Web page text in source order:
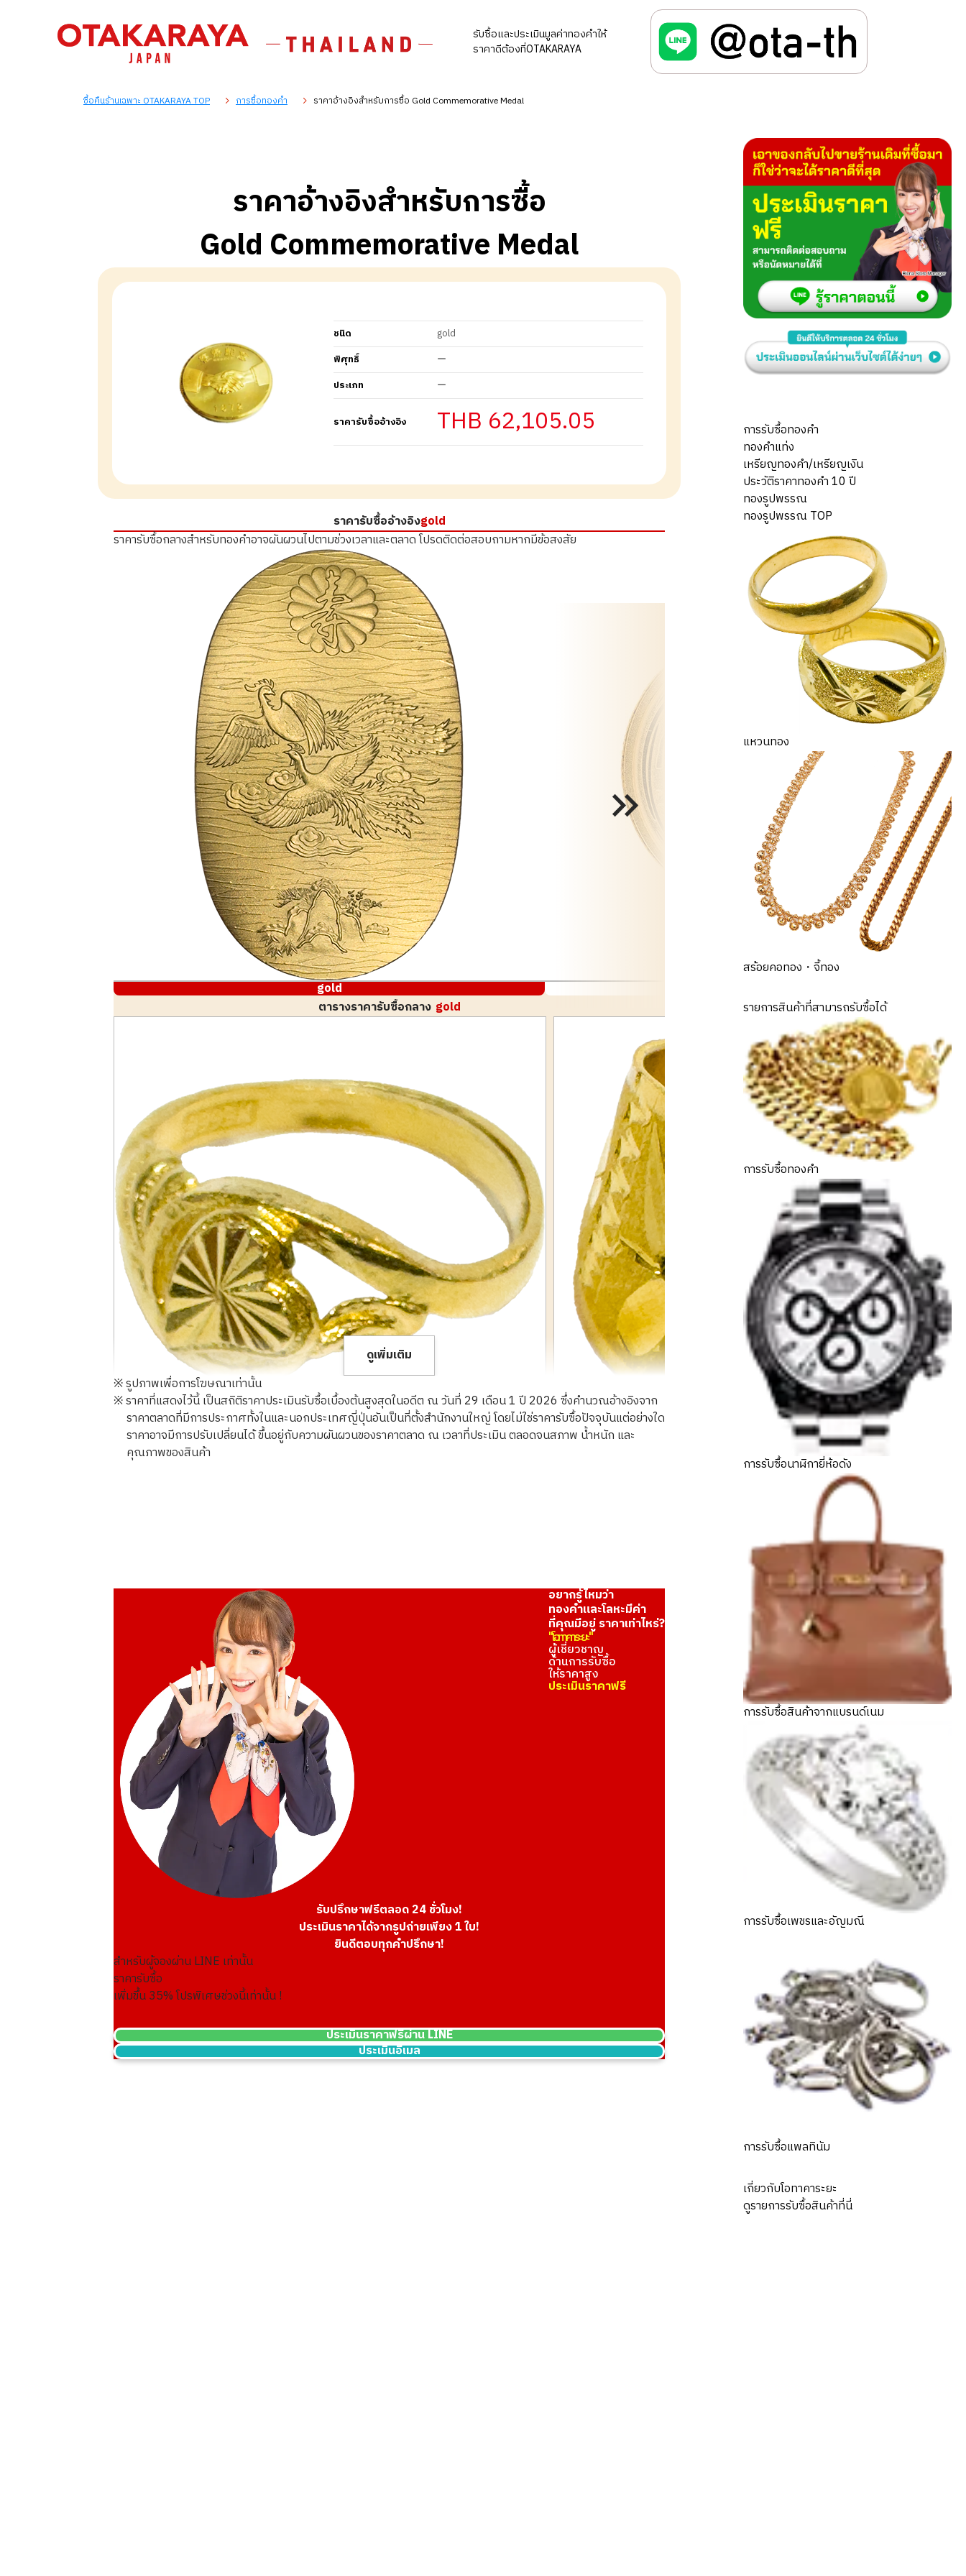
รับซื้อและประเมินมูลค่าทองคำให้
ราคาดีต้องที่OTAKARAYA
ซื้อคืนร้านเฉพาะ OTAKARAYA TOP การซื้อทองคำ ราคาอ้างอิงสำหรับการซื้อ Gold Commemorative Medal
ราคาอ้างอิงสำหรับการซื้อ
Gold Commemorative Medal
ชนิด
gold
พิศุทธิ์
ー
ประเภท
ー
ราคารับซื้ออ้างอิง THB 62,105.05
ราคารับซื้ออ้างอิงgold
ราคารับซื้อกลางสำหรับทองคำอาจผันผวนไปตามช่วงเวลาและตลาดโปรดติดต่อสอบถามหากมีข้อสงสัย
gold
ตารางราคารับซื้อกลาง gold
23K gold (K23) ring
24K gold (K24) sake set
349.6g
ราคารับซื้ออ้างอิง
ดูเพิ่มเติม
※ รูปภาพเพื่อการโฆษณาเท่านั้น
※ ราคาที่แสดงไว้นี้ เป็นสถิติราคาประเมินรับซื้อเบื้องต้นสูงสุดในอดีต ณ วันที่ 29 เดือน 1 ปี 2026 ซึ่งคำนวณอ้างอิงจาก
ราคาตลาดที่มีการประกาศทั้งในและนอกประเทศญี่ปุ่นอันเป็นที่ตั้งสำนักงานใหญ่ โดยไม่ใช่ราคารับซื้อปัจจุบันแต่อย่างใด
ราคาอาจมีการปรับเปลี่ยนได้ ขึ้นอยู่กับความผันผวนของราคาตลาด ณ เวลาที่ประเมิน ตลอดจนสภาพ น้ำหนัก และ
คุณภาพของสินค้า
อยากรู้ไหมว่า
ทองคำและโลหะมีค่า
ที่คุณมีอยู่ ราคาเท่าไหร่?
"โอทาคาระยะ"
ผู้เชี่ยวชาญ
ด้านการรับซื้อ
ให้ราคาสูง
ประเมินราคาฟรี
รับปรึกษาฟรีตลอด 24 ชั่วโมง!
ประเมินราคาได้จากรูปถ่ายเพียง 1 ใบ!
ยินดีตอบทุกคำปรึกษา!
สำหรับผู้จองผ่าน LINE เท่านั้น
ราคารับซื้อ
เพิ่มขึ้น35% โปรพิเศษช่วงนี้เท่านั้น !
ประเมินราคาฟรีผ่าน LINE
ประเมินอีเมล
การรับซื้อทองคำ
ทองคำแท่ง
เหรียญทองคำ/เหรียญเงิน
ประวัติราคาทองคำ 10 ปี
ทองรูปพรรณ
ทองรูปพรรณ TOP
แหวนทอง
สร้อยคอทอง・จี้ทอง
รายการสินค้าที่สามารถรับซื้อได้
การรับซื้อทองคำ
การรับซื้อนาฬิกายี่ห้อดัง
การรับซื้อสินค้าจากแบรนด์เนม
การรับซื้อเพชรและอัญมณี
การรับซื้อแพลทินัม
เกี่ยวกับโอทาคาระยะ
ดูรายการรับซื้อสินค้าที่นี่